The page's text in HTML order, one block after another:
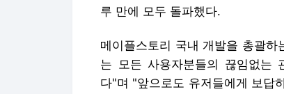
루 만에 모두 돌파했다.
메이플스토리 국내 개발을 총괄하
는 모든 사용자분들의 끊임없는
다"며 "앞으로도 유저들에게 보답